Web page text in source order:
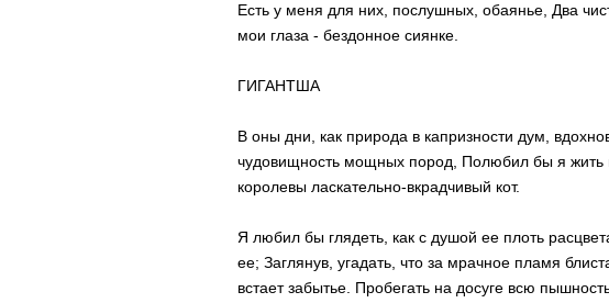
Есть у меня для них, послушных, обаянье, Два
мои глаза - бездонное сиянке.
ГИГАНТША
В оны дни, как природа в капризности дум,
чудовищность мощных пород, Полюбил бы я жить
королевы ласкательно-вкрадчивый кот.
Я любил бы глядеть, как с душой ее плоть
ее; Заглянув, угадать, что за мрачное пламя
встает забытье. Пробегать на досуге всю